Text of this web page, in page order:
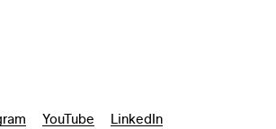
YouTube LinkedIn